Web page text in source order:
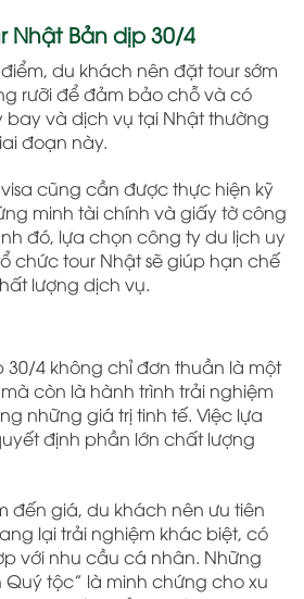
Nhật Bản dịp 30/4
du khách nên đặt tour sớm
rưỡi để đảm bảo chỗ và có
bay và dịch vụ tại Nhật thường
đoạn này.
cũng cần được thực hiện kỹ
minh tài chính và giấy tờ công
đó, lựa chọn công ty du lịch uy
chức tour Nhật sẽ giúp hạn chế
lượng dịch vụ.
30/4 không chỉ đơn thuần là một
còn là hành trình trải nghiệm
những giá trị tinh tế. Việc lựa
định phần lớn chất lượng
đến giá, du khách nên ưu tiên
lại trải nghiệm khác biệt, có
với nhu cầu cá nhân. Những
Quý tộc” là minh chứng cho xu